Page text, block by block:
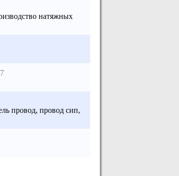
натяжных
провод, провод сип,